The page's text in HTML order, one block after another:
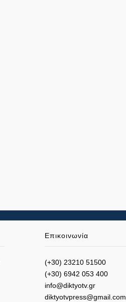
Επικοινωνία
(+30) 23210 51500
(+30) 6942 053 400
info@diktyotv.gr
diktyotvpress@gmail.com